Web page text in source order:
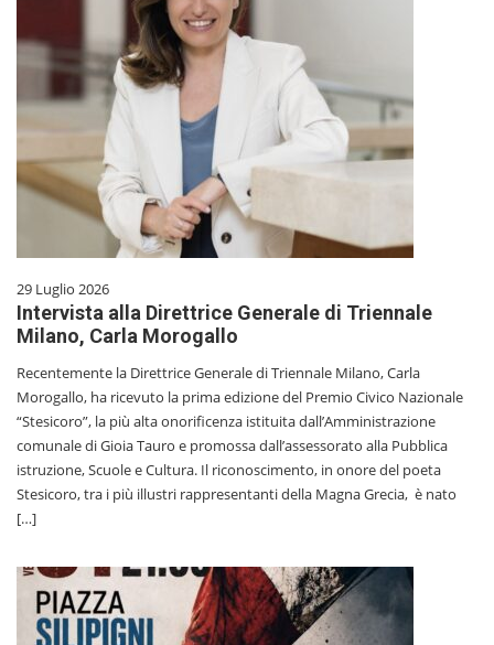
29 Luglio 2026
Intervista alla Direttrice Generale di Triennale
Milano, Carla Morogallo
Recentemente la Direttrice Generale di Triennale Milano, Carla
Morogallo, ha ricevuto la prima edizione del Premio Civico Nazionale
“Stesicoro”, la più alta onorificenza istituita dall’Amministrazione
comunale di Gioia Tauro e promossa dall’assessorato alla Pubblica
istruzione, Scuole e Cultura. Il riconoscimento, in onore del poeta
Stesicoro, tra i più illustri rappresentanti della Magna Grecia, è nato
[…]